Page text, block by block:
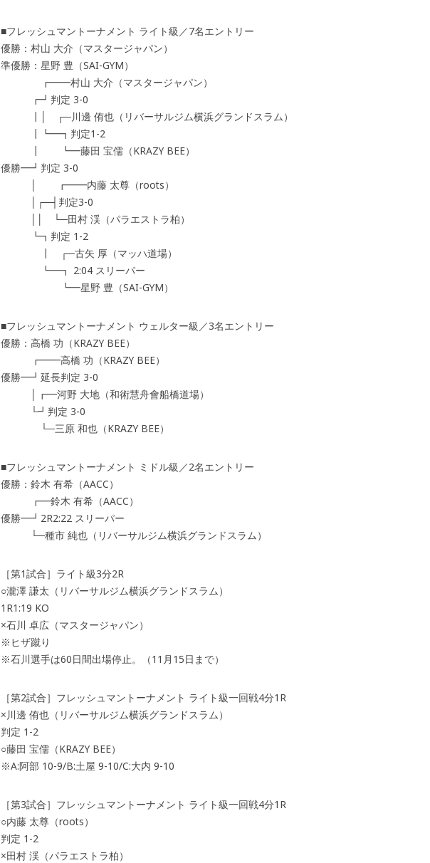
■フレッシュマントーナメント ライト級／7名エントリー
優勝：村山 大介（マスタージャパン）
準優勝：星野 豊（SAI-GYM）
┏━━村山 大介（マスタージャパン）
┏┛判定 3-0
┃│ ┌─川邊 侑也（リバーサルジム横浜グランドスラム）
┃┗━┓判定1-2
┃ ┗━藤田 宝儒（KRAZY BEE）
優勝━┛判定 3-0
│ ┏━━内藤 太尊（roots）
│┌─┤判定3-0
││ └─田村 渓（パラエストラ柏）
┗┓判定 1-2
┃ ┌─古矢 厚（マッハ道場）
┗━┓ 2:04 スリーパー
┗━星野 豊（SAI-GYM）
■フレッシュマントーナメント ウェルター級／3名エントリー
優勝：高橋 功（KRAZY BEE）
┏━━高橋 功（KRAZY BEE）
優勝━┛延長判定 3-0
│┏━河野 大地（和術慧舟會船橋道場）
└┛判定 3-0
└─三原 和也（KRAZY BEE）
■フレッシュマントーナメント ミドル級／2名エントリー
優勝：鈴木 有希（AACC）
┏━鈴木 有希（AACC）
優勝━┛2R2:22 スリーパー
└─種市 純也（リバーサルジム横浜グランドスラム）
［第1試合］ライト級3分2R
○瀧澤 謙太（リバーサルジム横浜グランドスラム）
1R1:19 KO
×石川 卓広（マスタージャパン）
※ヒザ蹴り
※石川選手は60日間出場停止。（11月15日まで）
［第2試合］フレッシュマントーナメント ライト級一回戦4分1R
×川邊 侑也（リバーサルジム横浜グランドスラム）
判定 1-2
○藤田 宝儒（KRAZY BEE）
※A:阿部 10-9/B:土屋 9-10/C:大内 9-10
［第3試合］フレッシュマントーナメント ライト級一回戦4分1R
○内藤 太尊（roots）
判定 1-2
×田村 渓（パラエストラ柏）